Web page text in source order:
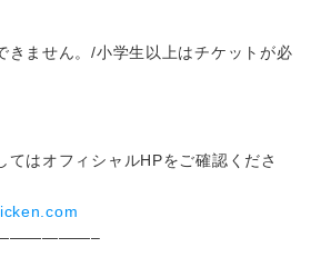
きません。/小学生以上はチケットが必
てはオフィシャルHPをご確認くださ